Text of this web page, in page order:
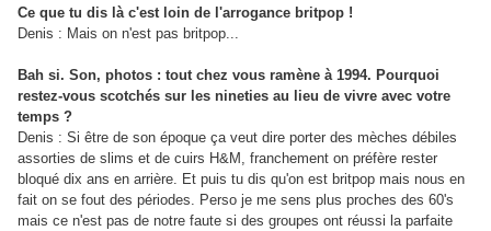
Ce que tu dis là c'est loin de l'arrogance britpop !
Denis : Mais on n'est pas britpop...
Bah si. Son, photos : tout chez vous ramène à 1994. Pourquoi
restez-vous scotchés sur les nineties au lieu de vivre avec votre
temps ?
Denis : Si être de son époque ça veut dire porter des mèches débiles
assorties de slims et de cuirs H&M, franchement on préfère rester
bloqué dix ans en arrière. Et puis tu dis qu'on est britpop mais nous en
fait on se fout des périodes. Perso je me sens plus proches des 60's
mais ce n'est pas de notre faute si des groupes ont réussi la parfaite